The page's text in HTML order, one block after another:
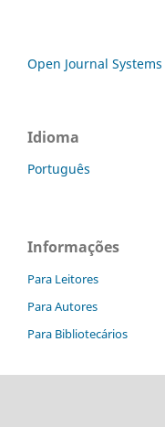
Open Journal Systems
Idioma
Português
Informações
Para Leitores
Para Autores
Para Bibliotecários